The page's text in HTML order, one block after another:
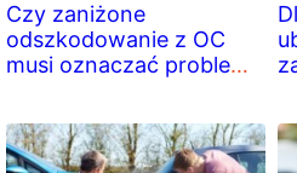
Czy zaniżone
odszkodowanie z OC
musi oznaczać problem